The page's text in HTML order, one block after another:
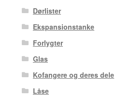
Dørlister
Ekspansionstanke
Forlygter
Glas
Kofangere og deres dele
Låse